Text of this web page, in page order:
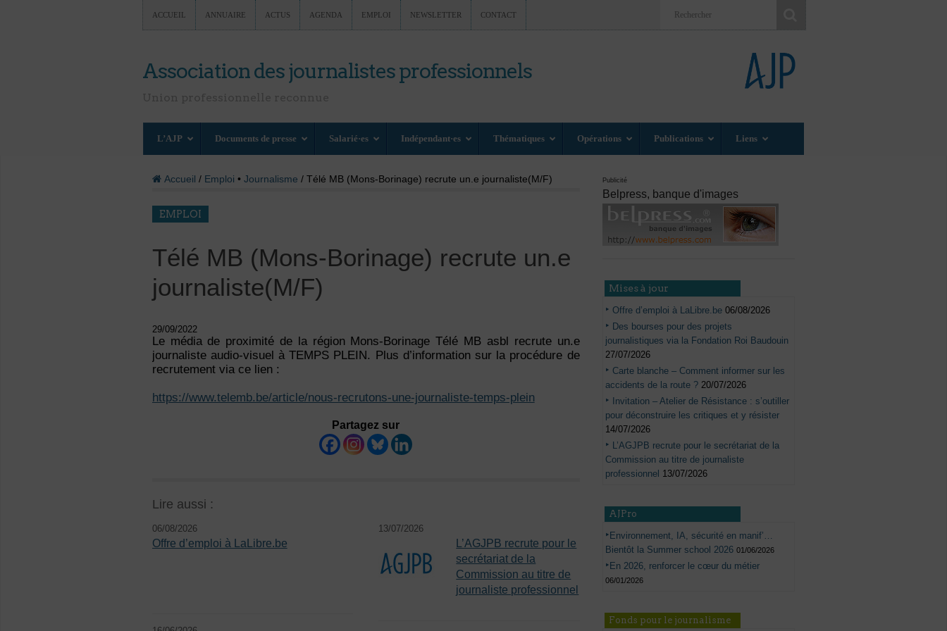
ACCUEIL ANNUAIRE ACTUS AGENDA EMPLOI NEWSLETTER CONTACT
Association des journalistes professionnels
L’AJP Documents de presse Salarié·es Indépendant·es Thématiques Opérations Publications Liens
Accueil / Emploi • Journalisme / Télé MB (Mons-Borinage) recrute un.e journaliste(M/F)
EMPLOI
Télé MB (Mons-Borinage) recrute un.e
journaliste(M/F)
29/09/2022
Le média de proximité de la région Mons-Borinage Télé MB asbl recrute un.e
journaliste audio-visuel à TEMPS PLEIN. Plus d’information sur la procédure de
recrutement via ce lien :
https://www.telemb.be/article/nous-recrutons-une-journaliste-temps-plein
Partagez sur
Lire aussi :
06/08/2026
Offre d’emploi à LaLibre.be
13/07/2026
L’AGJPB recrute pour le
secrétariat de la
Commission au titre de
journaliste professionnel
Publicité
Belpress, banque d'images
Mises à jour
Offre d’emploi à LaLibre.be 06/08/2026
Des bourses pour des projets
journalistiques via la Fondation Roi Baudouin
27/07/2026
Carte blanche – Comment informer sur les
accidents de la route ? 20/07/2026
Invitation – Atelier de Résistance : s’outiller
pour déconstruire les critiques et y résister
14/07/2026
L’AGJPB recrute pour le secrétariat de la
Commission au titre de journaliste
professionnel 13/07/2026
AJPro
Environnement, IA, sécurité en manif’…
Bientôt la Summer school 2026 01/06/2026
En 2026, renforcer le cœur du métier
06/01/2026
Fonds pour le journalisme